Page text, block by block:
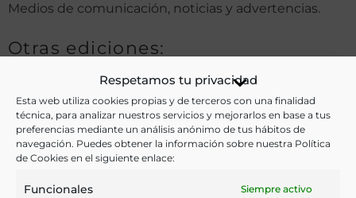
Respetamos tu privacidad
Esta web utiliza cookies propias y de terceros con una finalidad
técnica, para analizar nuestros servicios y mejorarlos en base a tus
preferencias mediante un análisis anónimo de tus hábitos de
navegación. Puedes obtener la información sobre nuestra Política
de Cookies en el siguiente enlace:
Funcionales Siempre activo
Medios de comunicación, noticias y advertencias.
Otras ediciones:
Notas:
Eje,plar falto de portada